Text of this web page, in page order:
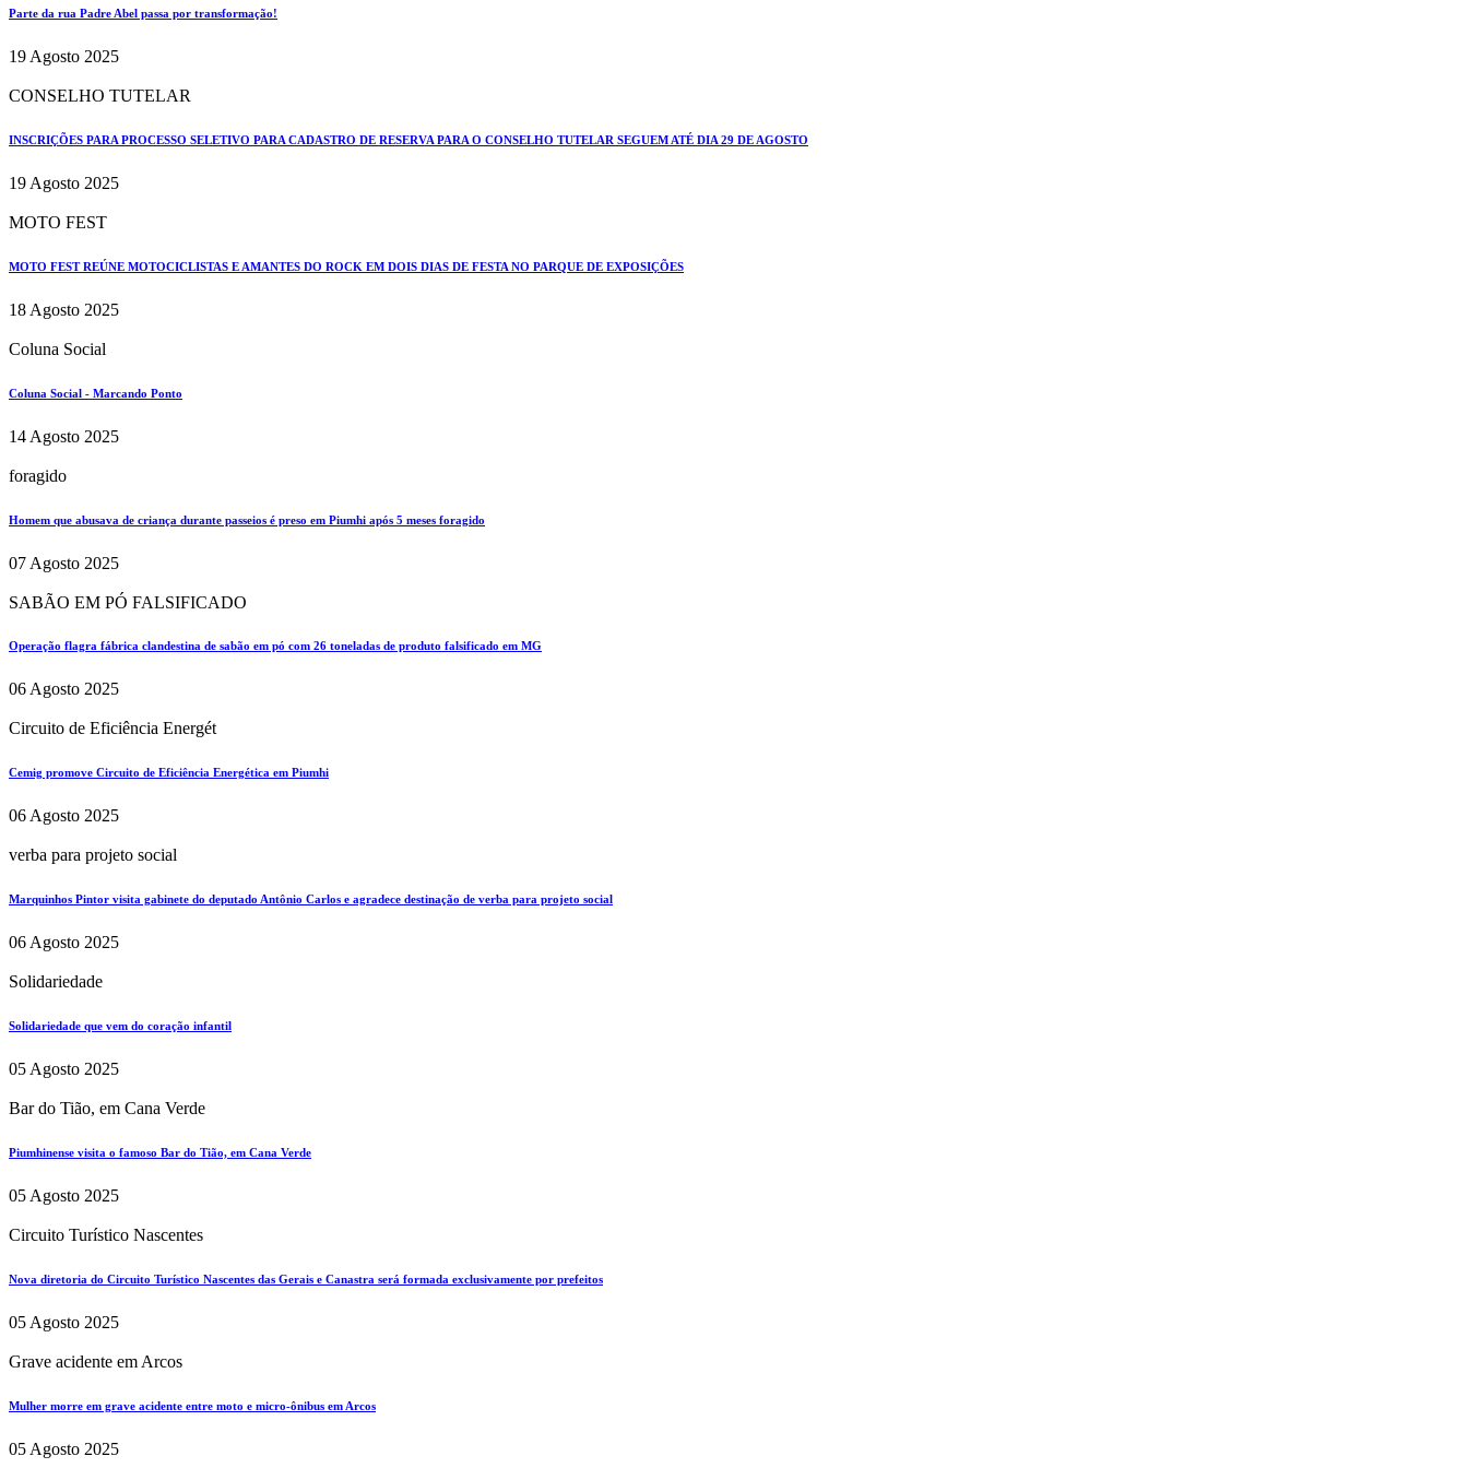
Parte da rua Padre Abel passa por transformação!
19 Agosto 2025
CONSELHO TUTELAR
INSCRIÇÕES PARA PROCESSO SELETIVO PARA CADASTRO DE RESERVA PARA O CONSELHO TUTELAR SEGUEM ATÉ DIA 29 DE AGOSTO
19 Agosto 2025
MOTO FEST
MOTO FEST REÚNE MOTOCICLISTAS E AMANTES DO ROCK EM DOIS DIAS DE FESTA NO PARQUE DE EXPOSIÇÕES
18 Agosto 2025
Coluna Social
Coluna Social - Marcando Ponto
14 Agosto 2025
foragido
Homem que abusava de criança durante passeios é preso em Piumhi após 5 meses foragido
07 Agosto 2025
SABÃO EM PÓ FALSIFICADO
Operação flagra fábrica clandestina de sabão em pó com 26 toneladas de produto falsificado em MG
06 Agosto 2025
Circuito de Eficiência Energét
Cemig promove Circuito de Eficiência Energética em Piumhi
06 Agosto 2025
verba para projeto social
Marquinhos Pintor visita gabinete do deputado Antônio Carlos e agradece destinação de verba para projeto social
06 Agosto 2025
Solidariedade
Solidariedade que vem do coração infantil
05 Agosto 2025
Bar do Tião, em Cana Verde
Piumhinense visita o famoso Bar do Tião, em Cana Verde
05 Agosto 2025
Circuito Turístico Nascentes
Nova diretoria do Circuito Turístico Nascentes das Gerais e Canastra será formada exclusivamente por prefeitos
05 Agosto 2025
Grave acidente em Arcos
Mulher morre em grave acidente entre moto e micro-ônibus em Arcos
05 Agosto 2025